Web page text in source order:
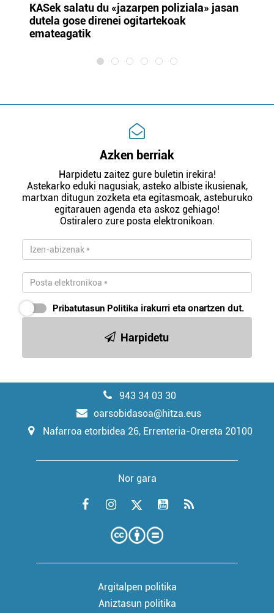
KASek salatu du «jazarpen poliziala» jasan
dutela gose direnei ogitartekoak
emateagatik
Azken berriak
Harpidetu zaitez gure buletin irekira!
Astekarko eduki nagusiak, asteko albiste ikusienak,
martxan ditugun zozketa eta egitasmoak, asteburuko
egitarauen agenda eta askoz gehiago!
Ostiralero zure posta elektronikoan.
Pribatutasun Politika irakurri eta onartzen dut.
Harpidetu
943 34 03 30
oarsobidasoa@hitza.eus
Nafarroa etorbidea 26, Errenteria-Orereta 20100
Nor gara
Argitalpen politika
Aniztasun politika